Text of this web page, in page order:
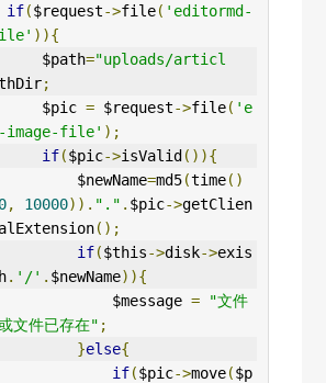
if($request->file( 'editormd-
)){
            $path
="uploads/articl
;
            $pic
= $request->file( 'e
image-file' );
if($pic->isValid()){
                $newName
=md5(time()
0, 10000)). "." . $pic->getClien
();
if($this->disk->exis
. '/' . $newName)){
                    $message
=
"文件
文件已存在" ;
}else{
if($pic->move($p